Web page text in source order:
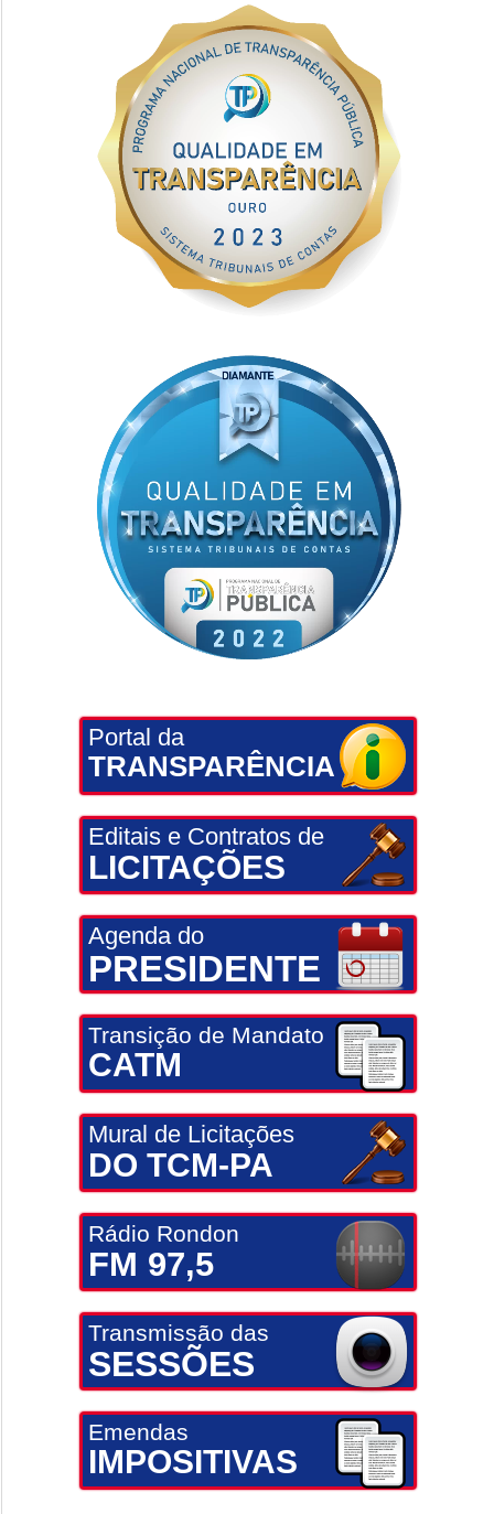
Portal da
TRANSPARÊNCIA
Editais e Contratos de
LICITAÇÕES
Agenda do
PRESIDENTE
Transição de Mandato
CATM
Mural de Licitações
DO TCM-PA
Rádio Rondon
FM 97,5
Transmissão das
SESSÕES
Emendas
IMPOSITIVAS